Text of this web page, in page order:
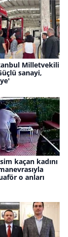
Milletvekili
sanayi,
kaçan kadını
o anları